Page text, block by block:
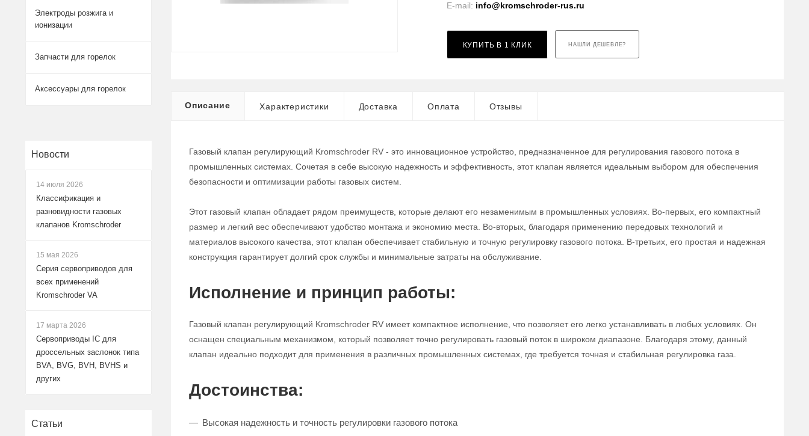
E-mail: info@kromschroder-rus.ru
КУПИТЬ В 1 КЛИК НАШЛИ ДЕШЕВЛЕ?
Описание Характеристики Доставка Оплата Отзывы
Газовый клапан регулирующий Kromschroder RV - это инновационное устройство, предназначенное для регулирования газового потока в
промышленных системах. Сочетая в себе высокую надежность и эффективность, этот клапан является идеальным выбором для обеспечения
безопасности и оптимизации работы газовых систем.
Этот газовый клапан обладает рядом преимуществ, которые делают его незаменимым в промышленных условиях. Во-первых, его компактный
размер и легкий вес обеспечивают удобство монтажа и экономию места. Во-вторых, благодаря применению передовых технологий и
материалов высокого качества, этот клапан обеспечивает стабильную и точную регулировку газового потока. В-третьих, его простая и надежная
конструкция гарантирует долгий срок службы и минимальные затраты на обслуживание.
Исполнение и принцип работы:
Газовый клапан регулирующий Kromschroder RV имеет компактное исполнение, что позволяет его легко устанавливать в любых условиях. Он
оснащен специальным механизмом, который позволяет точно регулировать газовый поток в широком диапазоне. Благодаря этому, данный
клапан идеально подходит для применения в различных промышленных системах, где требуется точная и стабильная регулировка газа.
Достоинства:
Высокая надежность и точность регулировки газового потока
Электроды розжига и
ионизации
Запчасти для горелок
Аксессуары для горелок
Новости
14 июля 2026
Классификация и
разновидности газовых
клапанов Kromschroder
15 мая 2026
Серия сервоприводов для
всех применений
Kromschroder VA
17 марта 2026
Сервоприводы IC для
дроссельных заслонок типа
BVA, BVG, BVH, BVHS и
других
Статьи